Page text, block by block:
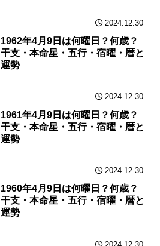
2024.12.30
1962年4月9日は何曜日？何歳？
干支・本命星・五行・宿曜・暦と
運勢
2024.12.30
1961年4月9日は何曜日？何歳？
干支・本命星・五行・宿曜・暦と
運勢
2024.12.30
1960年4月9日は何曜日？何歳？
干支・本命星・五行・宿曜・暦と
運勢